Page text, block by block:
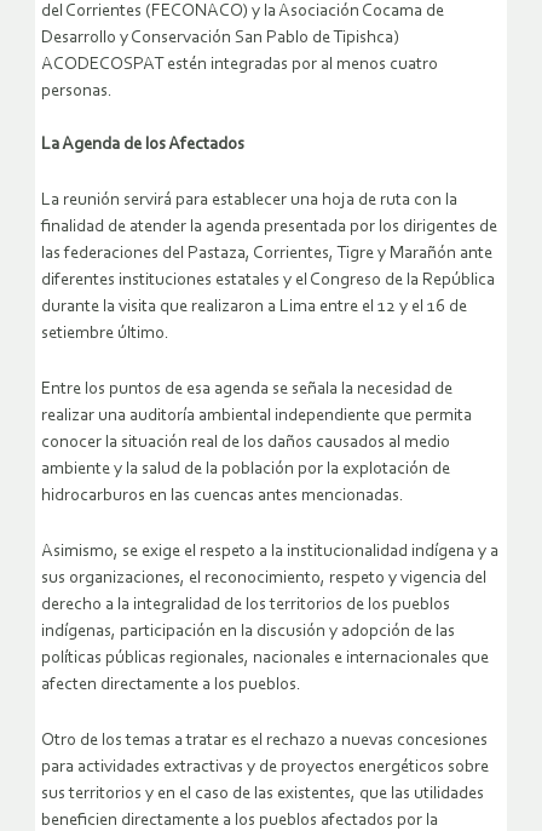
del Corrientes (FECONACO) y la Asociación Cocama de
Desarrollo y Conservación San Pablo de Tipishca)
ACODECOSPAT estén integradas por al menos cuatro
personas.
La Agenda de los Afectados
La reunión servirá para establecer una hoja de ruta con la
finalidad de atender la agenda presentada por los dirigentes de
las federaciones del Pastaza, Corrientes, Tigre y Marañón ante
diferentes instituciones estatales y el Congreso de la República
durante la visita que realizaron a Lima entre el 12 y el 16 de
setiembre último.
Entre los puntos de esa agenda se señala la necesidad de
realizar una auditoría ambiental independiente que permita
conocer la situación real de los daños causados al medio
ambiente y la salud de la población por la explotación de
hidrocarburos en las cuencas antes mencionadas.
Asimismo, se exige el respeto a la institucionalidad indígena y a
sus organizaciones, el reconocimiento, respeto y vigencia del
derecho a la integralidad de los territorios de los pueblos
indígenas, participación en la discusión y adopción de las
políticas públicas regionales, nacionales e internacionales que
afecten directamente a los pueblos.
Otro de los temas a tratar es el rechazo a nuevas concesiones
para actividades extractivas y de proyectos energéticos sobre
sus territorios y en el caso de las existentes, que las utilidades
beneficien directamente a los pueblos afectados por la